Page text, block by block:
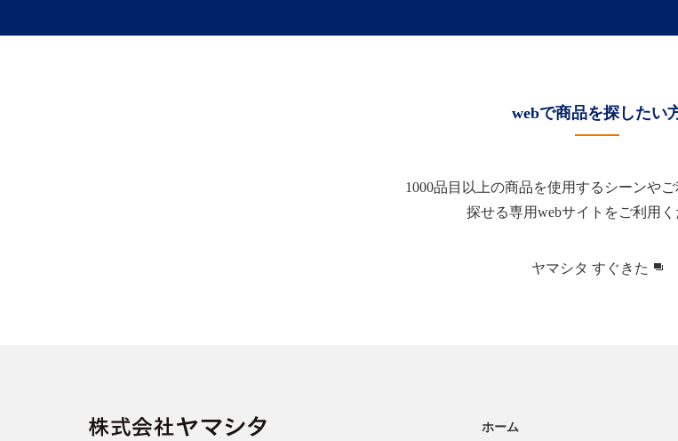
webで商品を探したい
1000品目以上の商品を使用するシーンや
探せる専用webサイトをご利用く
ヤマシタ すぐきた
ホーム